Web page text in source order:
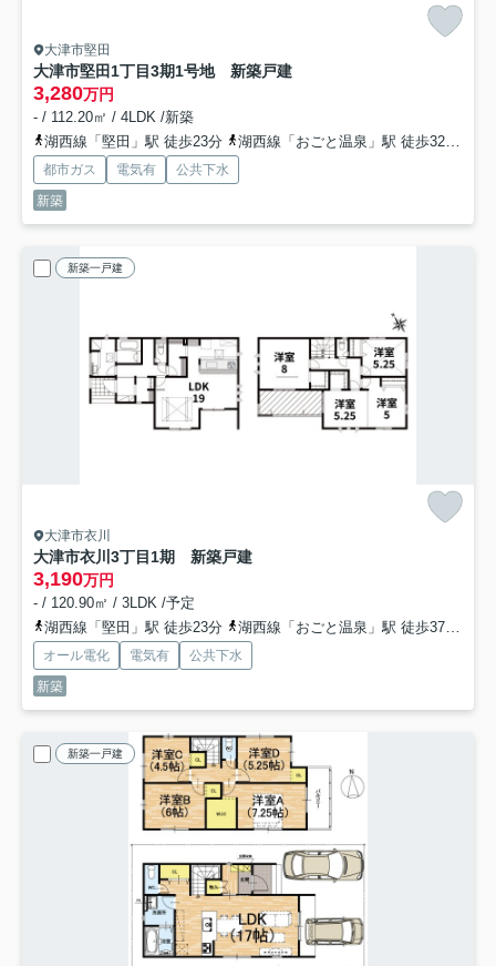
大津市堅田
大津市堅田1丁目3期1号地 新築戸建
3,280万円
- / 112.20㎡ / 4LDK /新築
湖西線「堅田」駅 徒歩23分
湖西線「おごと温泉」駅 徒歩32分
都市ガス 電気有
公共下水
新築
新築一戸建
大津市衣川
大津市衣川3丁目1期 新築戸建
3,190万円
- / 120.90㎡ / 3LDK /予定
湖西線「堅田」駅 徒歩23分
湖西線「おごと温泉」駅 徒歩37分
オール電化 電気有
公共下水
新築
新築一戸建